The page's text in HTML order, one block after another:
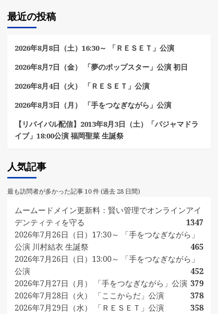
最近の投稿
2026年8月8日（土）16:30～ 「ＲＥＳＥＴ」公演
2026年8月7日（金） 「夢のポップスター」公演 初日
2026年8月4日（火） 「ＲＥＳＥＴ」公演
2026年8月3日（月） 「手をつなぎながら」公演
【リバイバル配信】2013年8月3日（土）「パジャマドラ
イブ」18:00公演 福岡聖菜 生誕祭
人気記事
最も訪問者が多かった記事 10 件 (過去 28 日間)
ムームードメイン更新料：賢い管理でオンラインアイ
デンティティを守る
1347
2026年7月26日（日）17:30～ 「手をつなぎながら」
公演 川村結衣 生誕祭
465
2026年7月26日（日）13:00～ 「手をつなぎながら」
公演
452
2026年7月27日（月） 「手をつなぎながら」公演 379
2026年7月28日（火） 「ここからだ」公演
378
2026年7月29日（水） 「ＲＥＳＥＴ」公演
358